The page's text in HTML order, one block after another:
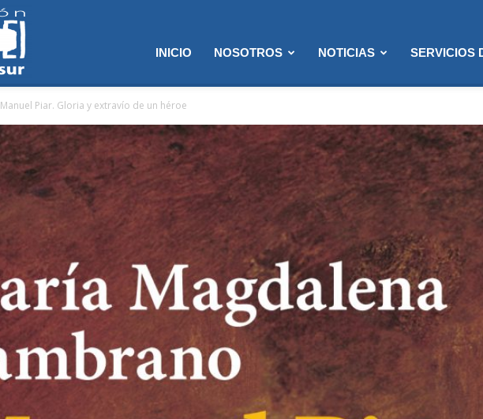
Librerías
Sur
INICIO NOSOTROS NOTICIAS SERVICIOS
Manuel Piar. Gloria y extravío de un héroe